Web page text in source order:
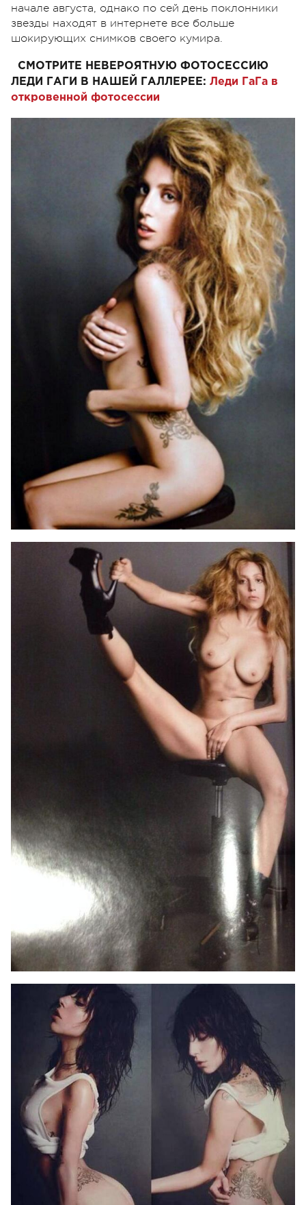
начале августа, однако по сей день поклонники
звезды находят в интернете все больше
шокирующих снимков своего кумира.
СМОТРИТЕ НЕВЕРОЯТНУЮ ФОТОСЕССИЮ
ЛЕДИ ГАГИ В НАШЕЙ ГАЛЛЕРЕЕ: Леди ГаГа в
откровенной фотосессии